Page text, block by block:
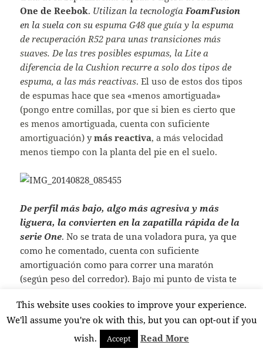
One de Reebok. Utilizan la tecnologíaFoamFusion
en la suela con suespuma G48 que guía y la espuma
de recuperación R52 para unas transiciones más
suaves. De las tres posibles espumas, la Lite a
diferencia de la Cushion recurre a solo dos tipos de
espuma, a las más reactivas. El uso de estos dos tipos
de espumas hace que sea «menos amortiguada»
(pongo entre comillas, por que si bien es cierto que
es menos amortiguada, cuenta con suficiente
amortiguación) ymás reactiva, a más velocidad
menos tiempo con la planta del pie en el suelo.
De perfil más bajo, algo más agresiva y más
liguera, la convierten en la zapatilla rápida de la
serie One. No se trata de una voladora pura, ya que
como he comentado, cuenta con suficiente
amortiguación como para correr una maratón
(según peso del corredor). Bajo mi punto de vista te
perder protección. Digamos que nos encontramos
ante la más rápida de las mixtas o la más
amortiguada de las voladoras.
This website uses cookies to improve your experience.
We'll assume you're ok with this, but you can opt-out if you
wish.
Accept Read More